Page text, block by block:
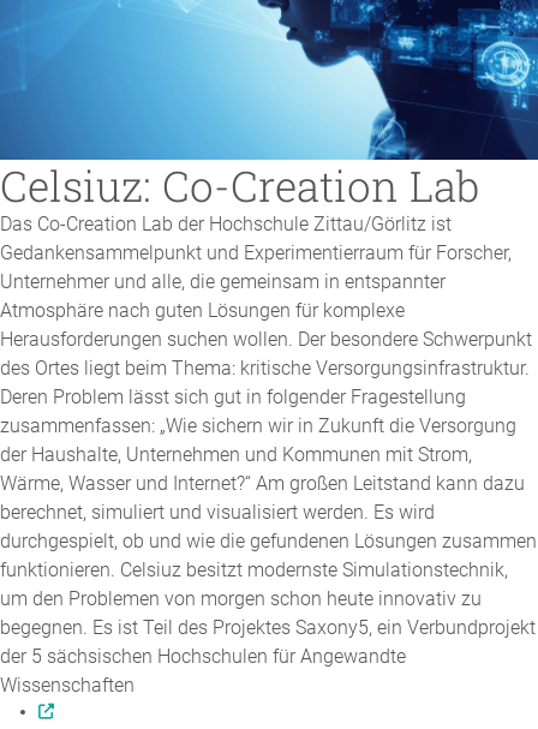
Celsiuz: Co-Creation Lab
Das Co-Creation Lab der Hochschule Zittau/Görlitz ist
Gedankensammelpunkt und Experimentierraum für Forscher,
Unternehmer und alle, die gemeinsam in entspannter
Atmosphäre nach guten Lösungen für komplexe
Herausforderungen suchen wollen. Der besondere Schwerpunkt
des Ortes liegt beim Thema: kritische Versorgungsinfrastruktur.
Deren Problem lässt sich gut in folgender Fragestellung
zusammenfassen: „Wie sichern wir in Zukunft die Versorgung
der Haushalte, Unternehmen und Kommunen mit Strom,
Wärme, Wasser und Internet?“ Am großen Leitstand kann dazu
berechnet, simuliert und visualisiert werden. Es wird
durchgespielt, ob und wie die gefundenen Lösungen zusammen
funktionieren. Celsiuz besitzt modernste Simulationstechnik,
um den Problemen von morgen schon heute innovativ zu
begegnen. Es ist Teil des Projektes Saxony5, ein Verbundprojekt
der 5 sächsischen Hochschulen für Angewandte
Wissenschaften